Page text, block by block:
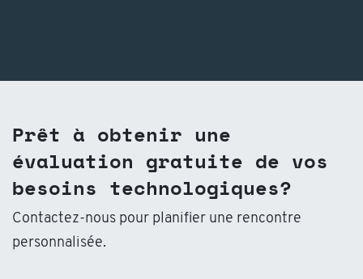
Prêt à obtenir une
évaluation gratuite de vos
besoins technologiques?
Contactez-nous pour planifier une rencontre
personnalisée.